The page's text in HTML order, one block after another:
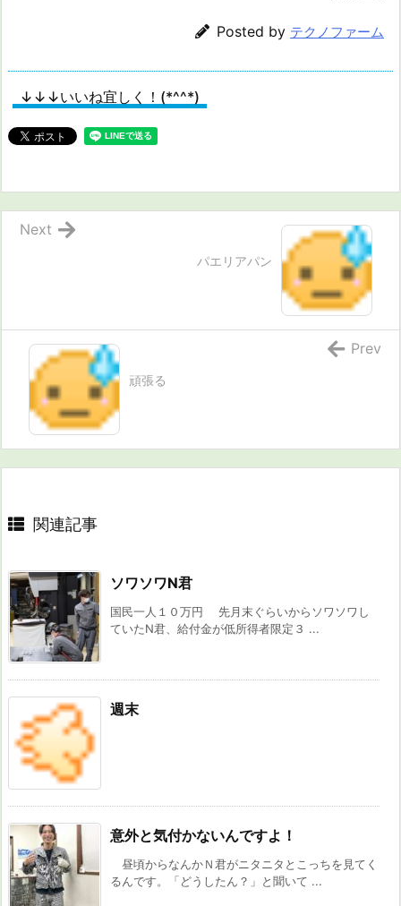
Posted by テクノファーム
↓↓↓いいね宜しく！(*^^*)
パエリアパン
Next
頑張る
Prev
関連記事
ソワソワN君
国民一人１０万円 先月末ぐらいからソワソワし
ていたN君、給付金が低所得者限定３ ...
週末
意外と気付かないんですよ！
昼頃からなんかＮ君がニタニタとこっちを見てく
るんです。「どうしたん？」と聞いて ...